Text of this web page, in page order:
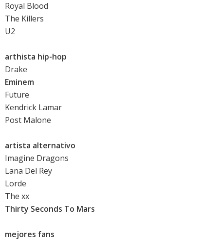
Royal Blood
The Killers
U2
arthista hip-hop
Drake
Eminem
Future
Kendrick Lamar
Post Malone
artista alternativo
Imagine Dragons
Lana Del Rey
Lorde
The xx
Thirty Seconds To Mars
mejores fans